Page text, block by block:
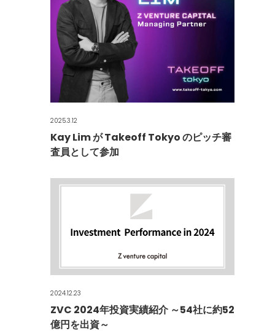
2025.3.12
Kay Lim が Takeoff Tokyo のピッチ審
査員として参加
2024.12.23
ZVC 2024年投資実績紹介 ～54社に約52
億円を出資～